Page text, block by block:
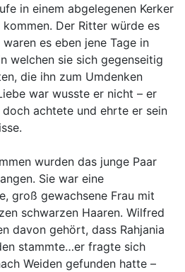
in einem abgelegenen Kerker
Der Ritter würde es
es eben jene Tage in
welchen sie sich gegenseitig
die ihn zum Umdenken
war wusste er nicht – er
achtete und ehrte er sein
wurden das junge Paar
Sie war eine
groß gewachsene Frau mit
schwarzen Haaren. Wilfred
davon gehört, dass Rahjania
stammte…er fragte sich
Weiden gefunden hatte –